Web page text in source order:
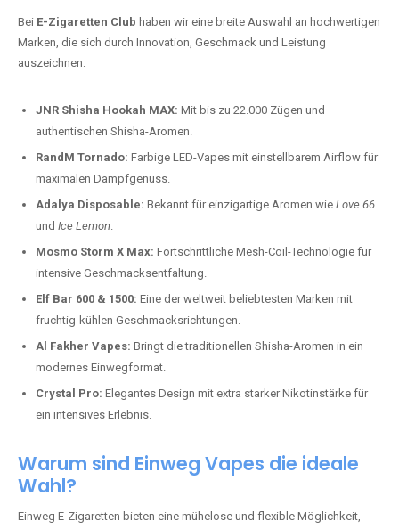
Bei E-Zigaretten Club haben wir eine breite Auswahl an hochwertigen
Marken, die sich durch Innovation, Geschmack und Leistung
auszeichnen:
JNR Shisha Hookah MAX: Mit bis zu 22.000 Zügen und
authentischen Shisha-Aromen.
RandM Tornado: Farbige LED-Vapes mit einstellbarem Airflow für
maximalen Dampfgenuss.
Adalya Disposable: Bekannt für einzigartige Aromen wie Love 66
und Ice Lemon.
Mosmo Storm X Max: Fortschrittliche Mesh-Coil-Technologie für
intensive Geschmacksentfaltung.
Elf Bar 600 & 1500: Eine der weltweit beliebtesten Marken mit
fruchtig-kühlen Geschmacksrichtungen.
Al Fakher Vapes: Bringt die traditionellen Shisha-Aromen in ein
modernes Einwegformat.
Crystal Pro: Elegantes Design mit extra starker Nikotinstärke für
ein intensives Erlebnis.
Warum sind Einweg Vapes die ideale
Wahl?
Einweg E-Zigaretten bieten eine mühelose und flexible Möglichkeit,